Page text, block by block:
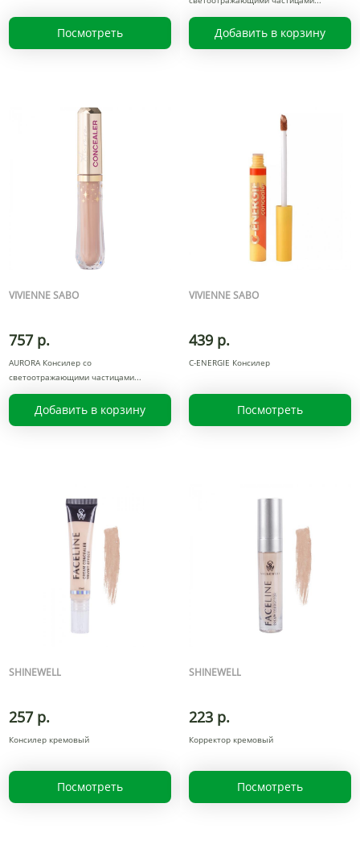
Посмотреть Добавить в корзину
VIVIENNE SABO
757 р.
AURORA Консилер со
светоотражающими частицами
Добавить в корзину
VIVIENNE SABO
439 р.
С-ENERGIE Консилер
Посмотреть
SHINEWELL
257 р.
Консилер кремовый
Посмотреть
SHINEWELL
223 р.
Корректор кремовый
Посмотреть